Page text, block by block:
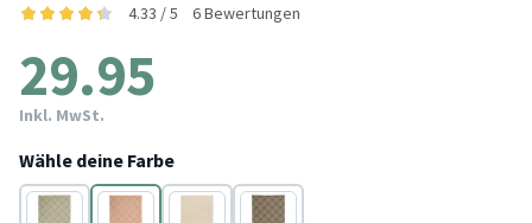
4.33 / 5 6 Bewertungen
29.95
Inkl. MwSt.
Wähle deine Farbe